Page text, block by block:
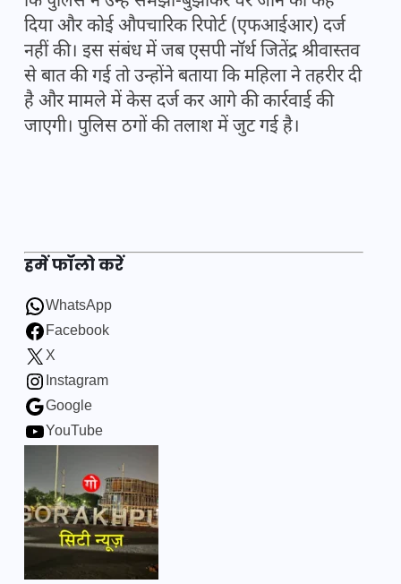
दिया और कोई औपचारिक रिपोर्ट (एफआईआर) दर्ज
नहीं की। इस संबंध में जब एसपी नॉर्थ जितेंद्र श्रीवास्तव
से बात की गई तो उन्होंने बताया कि महिला ने तहरीर दी
है और मामले में केस दर्ज कर आगे की कार्रवाई की
जाएगी। पुलिस ठगों की तलाश में जुट गई है।
हमें फॉलो करें
WhatsApp
Facebook
X
Instagram
Google
YouTube